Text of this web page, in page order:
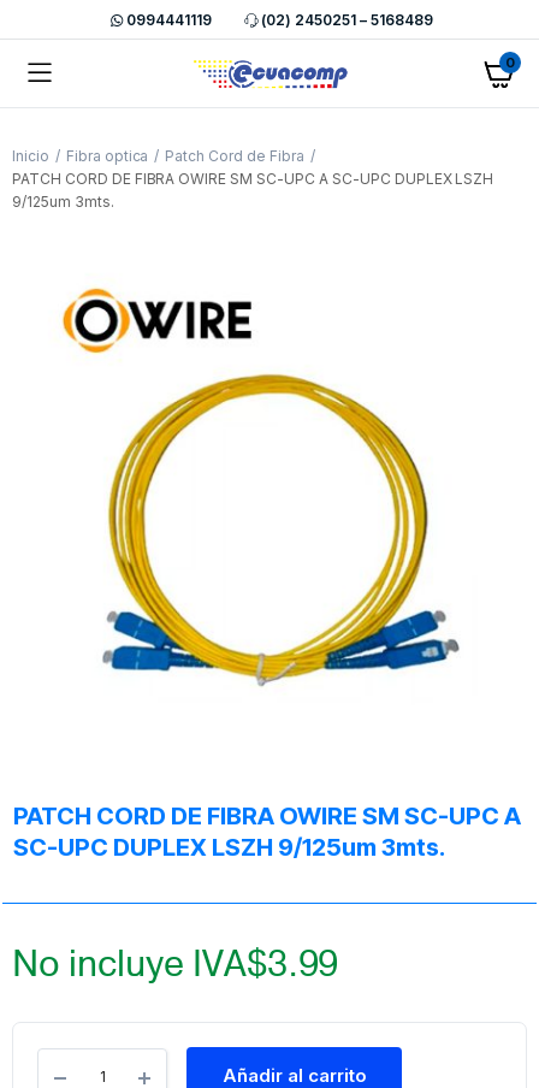
0994441119 (02) 2450251 – 5168489
0
Inicio Fibra optica
Patch Cord de Fibra
PATCH CORD DE FIBRA OWIRE SM SC-UPC A SC-UPC DUPLEX LSZH
9/125um 3mts.
PATCH CORD DE FIBRA OWIRE SM SC-UPC A
SC-UPC DUPLEX LSZH 9/125um 3mts.
$3.99
No incluye IVA
Añadir al carrito